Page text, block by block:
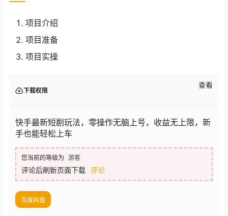
项目介绍
项目准备
项目实操
下载权限
查看
快手最新短剧玩法，零操作无脑上号，收益无上限，新
手也能轻松上车
您当前的等级为 游客
评论后刷新页面下载 评论
百度网盘